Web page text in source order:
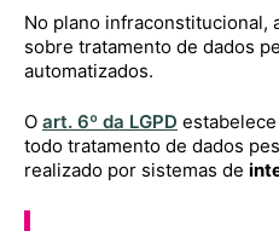
No plano infraconstitucional,
sobre tratamento de dados
automatizados.
O art. 6º da LGPD
todo tratamento de dados
realizado por sistemas de